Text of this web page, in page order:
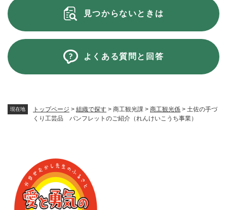
現在地 トップページ > 組織で探す > 商工観光課 > 商工観光係 > 土佐の手づ
くり工芸品 パンフレットのご紹介（れんけいこうち事業）
見つからないときは
よくある質問と回答